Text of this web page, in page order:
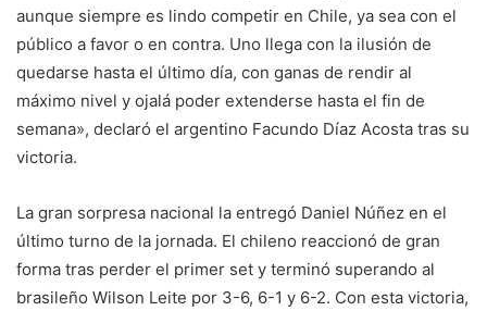
aunque siempre es lindo competir en Chile, ya sea con el
público a favor o en contra. Uno llega con la ilusión de
quedarse hasta el último día, con ganas de rendir al
máximo nivel y ojalá poder extenderse hasta el fin de
semana», declaró el argentino Facundo Díaz Acosta tras su
victoria.
La gran sorpresa nacional la entregó Daniel Núñez en el
último turno de la jornada. El chileno reaccionó de gran
forma tras perder el primer set y terminó superando al
brasileño Wilson Leite por 3-6, 6-1 y 6-2. Con esta victoria,